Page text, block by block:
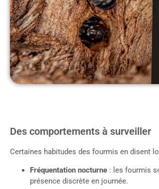
Des comportements à surveiller
Certaines habitudes des fourmis en disent
Fréquentation nocturne : les fourmis
présence discrète en journée.